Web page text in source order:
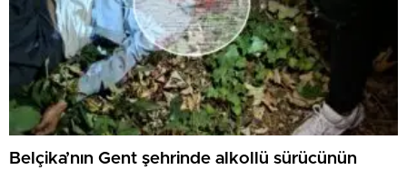
Belçika’nın Gent şehrinde alkollü sürücünün